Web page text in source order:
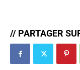
// PARTAGER